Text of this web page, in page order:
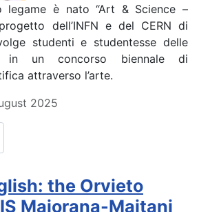
legame è nato “Art & Science –
dell’INFN e del CERN di
studenti e studentesse delle
in un concorso biennale di
attraverso l’arte.
2025
the Orvieto
Majorana-Maitani